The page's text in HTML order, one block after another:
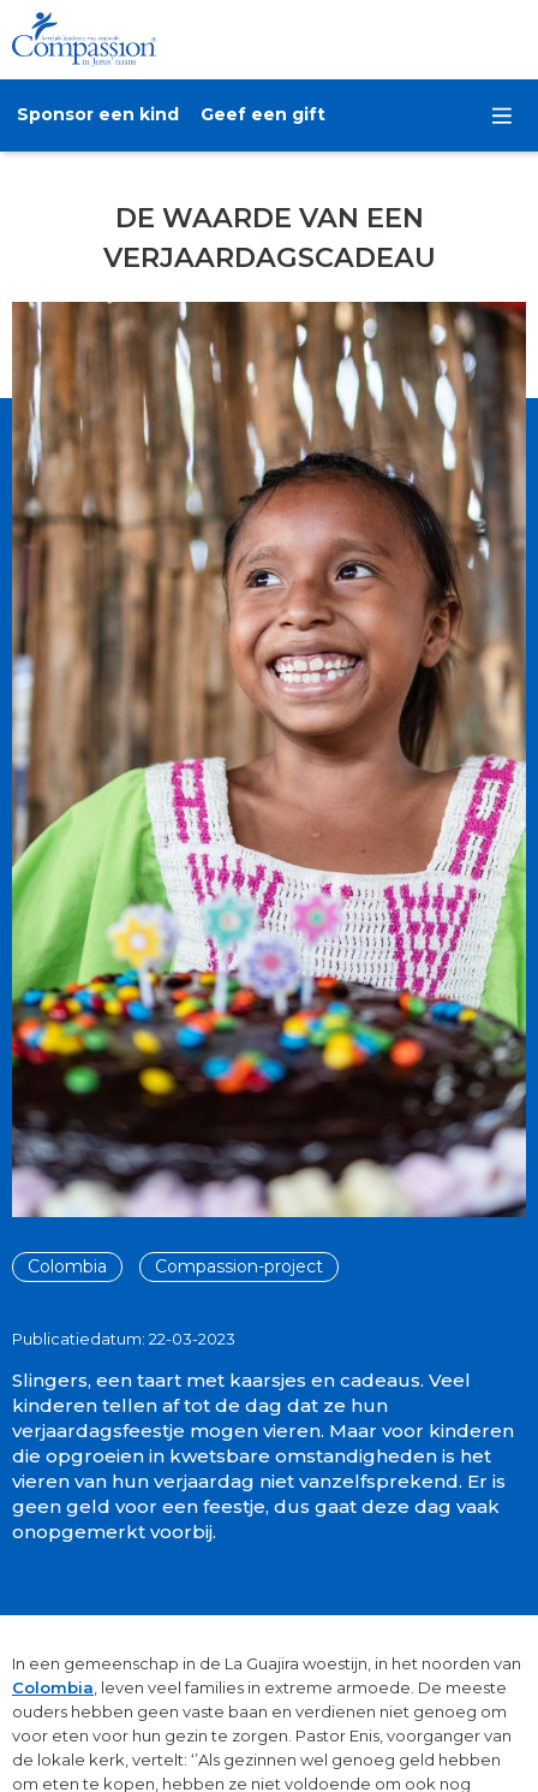
Sponsor een kind Geef een gift
DE WAARDE VAN EEN
VERJAARDAGSCADEAU
Colombia Compassion-project
Publicatiedatum: 22-03-2023
Slingers, een taart met kaarsjes en cadeaus. Veel
kinderen tellen af tot de dag dat ze hun
verjaardagsfeestje mogen vieren. Maar voor kinderen
die opgroeien in kwetsbare omstandigheden is het
vieren van hun verjaardag niet vanzelfsprekend. Er is
geen geld voor een feestje, dus gaat deze dag vaak
onopgemerkt voorbij.
In een gemeenschap in de La Guajira woestijn, in het noorden van
Colombia , leven veel families in extreme armoede. De meeste
ouders hebben geen vaste baan en verdienen niet genoeg om
voor eten voor hun gezin te zorgen. Pastor Enis, voorganger van
de lokale kerk, vertelt: ‘’Als gezinnen wel genoeg geld hebben
om eten te kopen, hebben ze niet voldoende om ook nog